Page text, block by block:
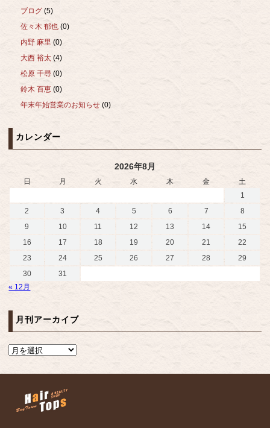
ブログ (5)
佐々木 郁也 (0)
内野 麻里 (0)
大西 裕太 (4)
松原 千尋 (0)
鈴木 百恵 (0)
年末年始営業のお知らせ (0)
カレンダー
2026年8月
日 月 火 水 木 金
土
1
2
3 4 5 6 7
8
9
10 11 12 13 14
15
16
17 18 19 20 21
22
23
24 25 26 27 28
29
30
31
« 12月
月刊アーカイブ